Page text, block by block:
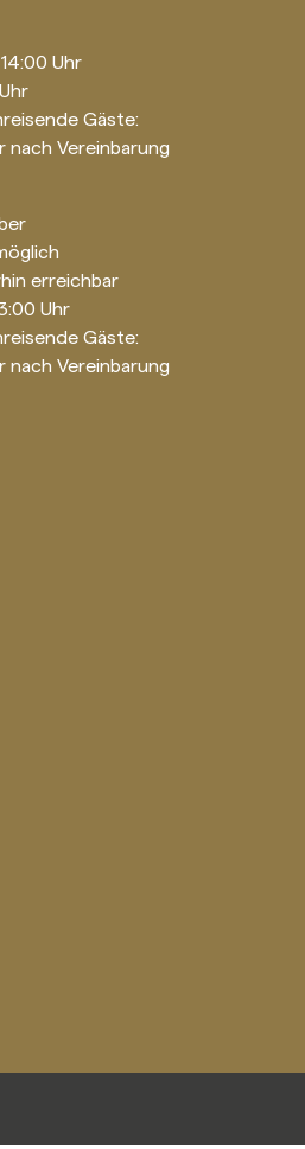
Uhr
Gäste:
nach Vereinbarung
erreichbar
Uhr
Gäste:
nach Vereinbarung